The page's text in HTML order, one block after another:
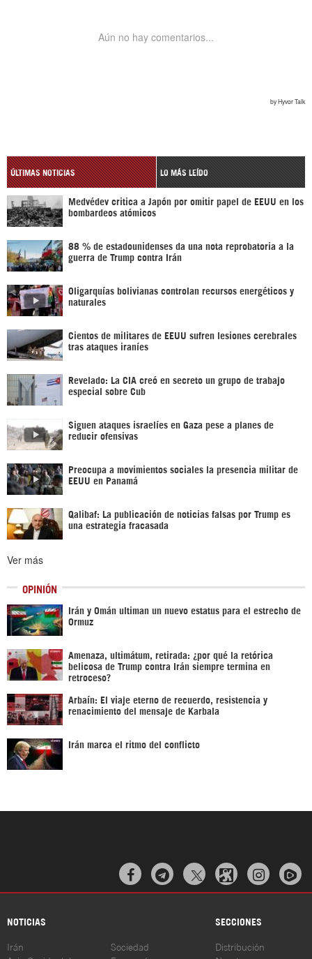
ÚLTIMAS NOTICIAS LO MÁS LEÍDO
Medvédev critica a Japón por omitir papel de EEUU en los
bombardeos atómicos
88 % de estadounidenses da una nota reprobatoria a la
guerra de Trump contra Irán
Oligarquías bolivianas controlan recursos energéticos y
naturales
Cientos de militares de EEUU sufren lesiones cerebrales
tras ataques iraníes
Revelado: La CIA creó en secreto un grupo de trabajo
especial sobre Cub
Siguen ataques israelíes en Gaza pese a planes de
reducir ofensivas
Preocupa a movimientos sociales la presencia militar de
EEUU en Panamá
Qalibaf: La publicación de noticias falsas por Trump es
una estrategia fracasada
Ver más
OPINIÓN
Irán y Omán ultiman un nuevo estatus para el estrecho de
Ormuz
Amenaza, ultimátum, retirada: ¿por qué la retórica
belicosa de Trump contra Irán siempre termina en
retroceso?
Arbaín: El viaje eterno de recuerdo, resistencia y
renacimiento del mensaje de Karbala
Irán marca el ritmo del conflicto
  
NOTICIAS SECCIONES
Irán Sociedad Distribución